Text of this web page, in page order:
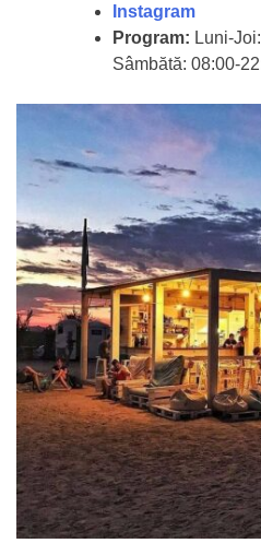
Instagram
Program: Luni-
Sâmbătă: 08:00-